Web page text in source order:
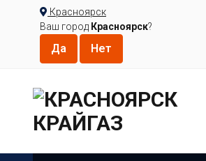
Красноярск
Ваш город Красноярск?